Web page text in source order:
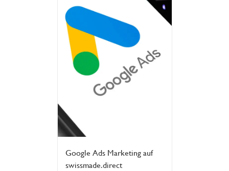
Google Ads Marketing auf
swissmade.direct